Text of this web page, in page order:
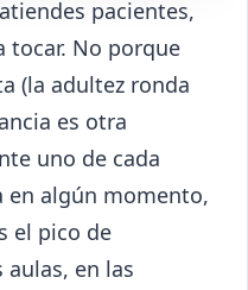
pacientes,
tocar. No porque
(la adultez ronda
es otra
uno de cada
algún momento,
el pico de
en las